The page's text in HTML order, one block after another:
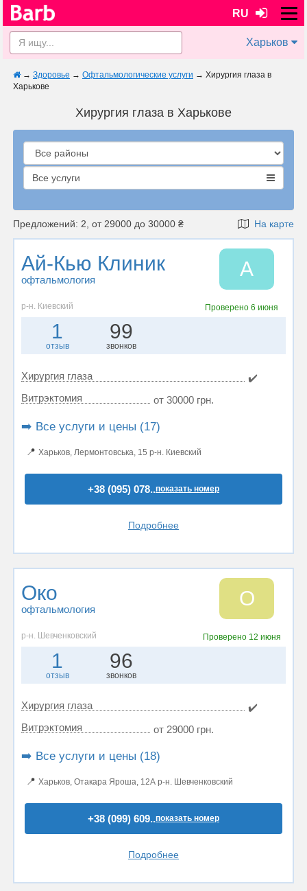
RU
Харьков
→ Здоровье → Офтальмологические услуги → Хирургия глаза в
Харькове
Хирургия глаза в Харькове
Все услуги
Предложений: 2, от 29000 до 30000 ₴ На карте
Ай-Кью Клиник
офтальмология А
р-н. Киевский Проверено6 июня
1
отзыв
99
звонков
Хирургия глаза
✔️
Витрэктомия
от 30000 грн.
➡️ Все услуги и цены (17)
📍 Харьков, Лермонтовська, 15 р-н. Киевский
+38 (095) 078..показать номер
Подробнее
Око
офтальмология О
р-н. Шевченковский Проверено 12 июня
1
отзыв
96
звонков
Хирургия глаза
✔️
Витрэктомия
от 29000 грн.
➡️ Все услуги и цены (18)
📍 Харьков, Отакара Яроша, 12А р-н. Шевченковский
+38 (099) 609..показать номер
Подробнее